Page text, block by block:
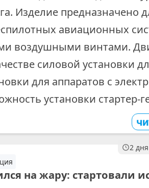
Изделие предназначено
авиационных
воздушными винтами.
силовой установки
для аппаратов с
установки стартер-
2
на жару: стартовали